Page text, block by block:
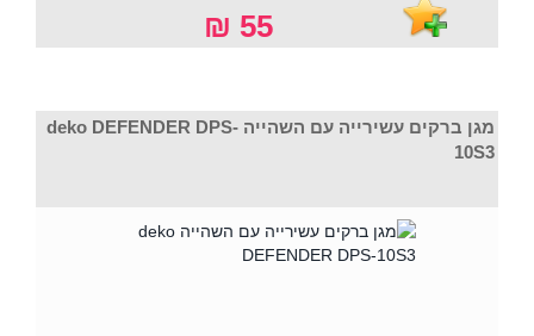
55 ₪
מגן ברקים עשירייה עם השהייה deko DEFENDER DPS-
10S3